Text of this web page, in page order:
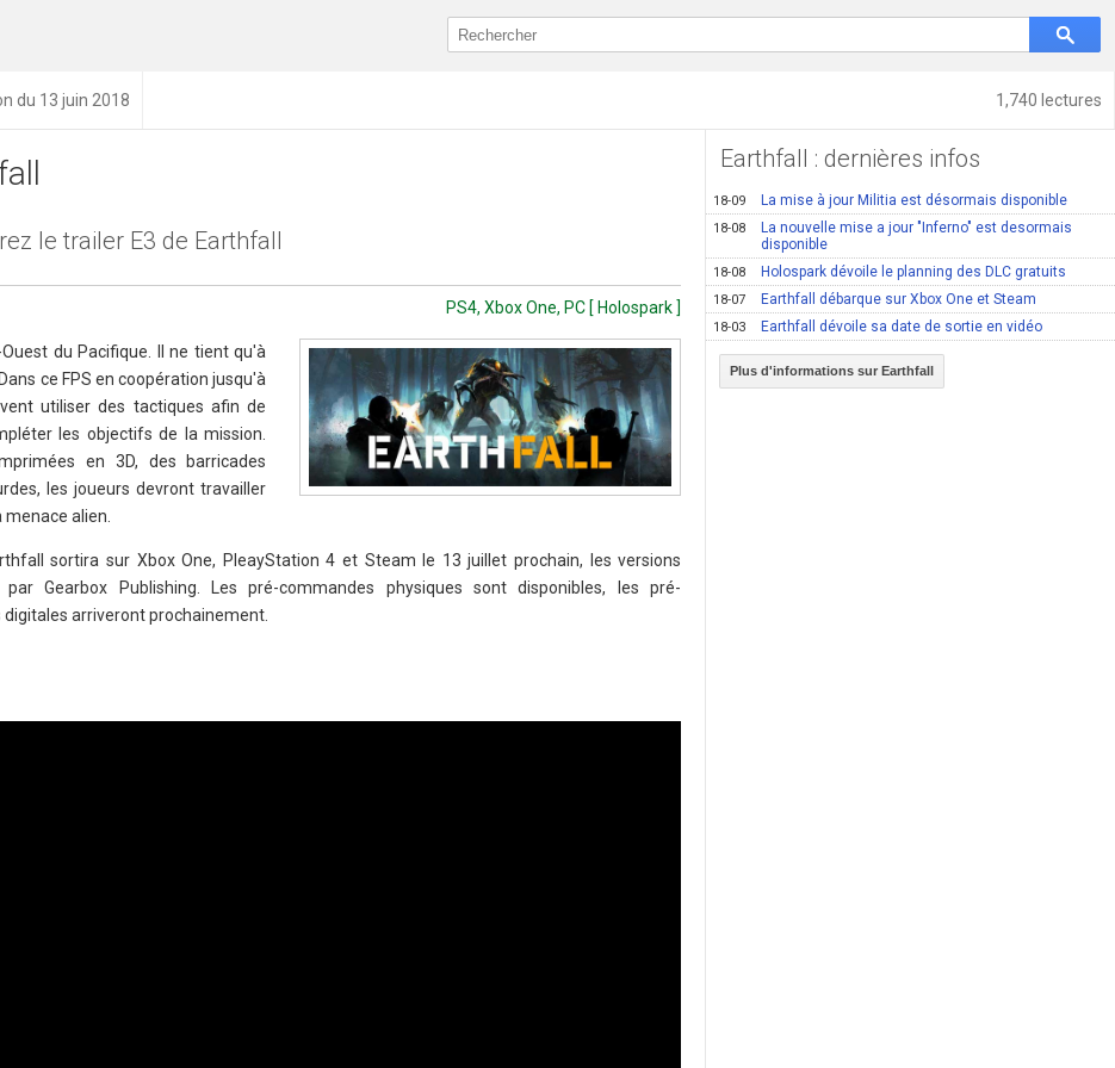
1,740 lectures
du 13 juin 2018
le trailer E3 de Earthfall
PS4, Xbox One, PC [ Holospark ]
du Pacifique. Il ne tient qu'à
ce FPS en coopération jusqu'à
utiliser des tactiques afin de
les objectifs de la mission.
en 3D, des barricades
les joueurs devront travailler
alien.
sortira sur Xbox One, PleayStation 4 et Steam le 13 juillet prochain, les versions
Gearbox Publishing. Les pré-commandes physiques sont disponibles, les pré-
arriveront prochainement.
Earthfall : dernières infos
18-09 La mise à jour Militia est désormais disponible
18-08
La nouvelle mise a jour "Inferno" est desormais
disponible
18-08 Holospark dévoile le planning des DLC gratuits
18-07 Earthfall débarque sur Xbox One et Steam
18-03 Earthfall dévoile sa date de sortie en vidéo
Plus d'informations sur Earthfall